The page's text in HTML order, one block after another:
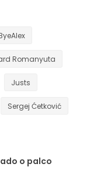
Romanyuta
Justs
Sergej Ćetković
o palco